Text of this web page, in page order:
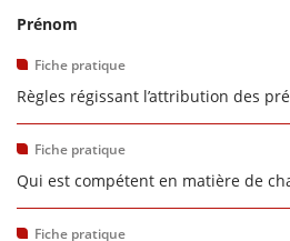
Prénom
Fiche pratique
Règles régissant l’attribution des
Fiche pratique
Qui est compétent en matière de
Fiche pratique